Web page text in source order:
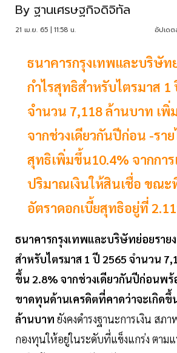
By ฐานเศรษฐกิจดิจิทัล
21 เม.ย. 65 | 11:58 น. อัปเดต
ธนาคารกรุงเทพและบริษัท
กำไรสุทธิสำหรับไตรมาส 1
จำนวน 7,118 ล้านบาท เพิ่
จากช่วงเดียวกันปีก่อน -รา
สุทธิเพิ่มขึ้น10.4% จากกา
ปริมาณเงินให้สินเชื่อ ขณะ
อัตราดอกเบี้ยสุทธิอยู่ที่
ธนาคารกรุงเทพและบริษัทย่อยราย
สำหรับไตรมาส 1 ปี 2565 จำนวน
ขึ้น 2.8% จากช่วงเดียวกันปีก่อนพร้
ขาดทุนด้านเครดิตที่คาดว่าจะเกิดขึ้
ล้านบาท ยังคงดำรงฐานะการเงิน สภ
กองทุนให้อยู่ในระดับที่แข็งแกร่ง ตาม